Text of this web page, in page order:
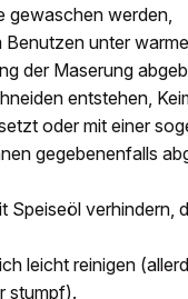
gewaschen werden,
unter
der Maserung
entstehen,
oder mit einer
gegebenenfalls
Speiseöl verhindern,
leicht reinigen
stumpf).